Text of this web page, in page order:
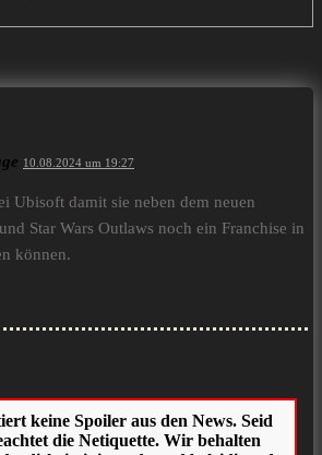
10.08.2024 um 19:27
Ubisoft damit sie neben dem neuen
Star Wars Outlaws noch ein Franchise in
können.